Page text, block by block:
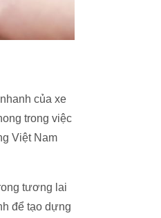
của xe
trong việc
Việt Nam
tương lai
để tạo dựng